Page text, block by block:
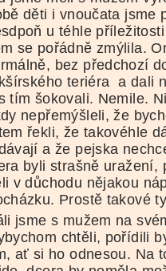
děti i vnoučata jsme
u téhle
se pořádně zmýlila.
bez předchozí
teriéra a dali
tím šokovali. Nemile.
nepřemýšleli, že
řekli, že takovéhle
a že pejska
byli strašně uražení,
v důchodu nějakou
Prostě takové
jsme s mužem na
chtěli, pořídili
ať si ho odnesou. Na